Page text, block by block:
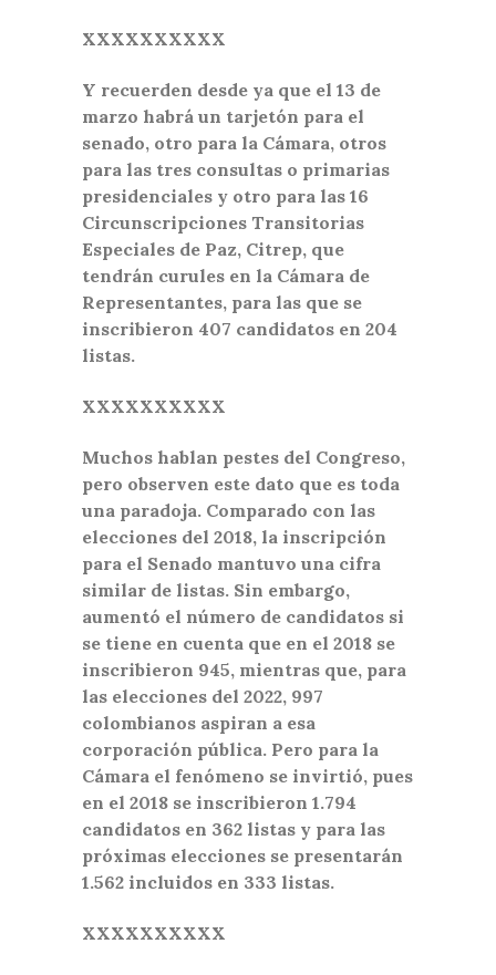
XXXXXXXXXX
Y recuerden desde ya que el 13 de
marzo habrá un tarjetón para el
senado, otro para la Cámara, otros
para las tres consultas o primarias
presidenciales y otro para las 16
Circunscripciones Transitorias
Especiales de Paz, Citrep, que
tendrán curules en la Cámara de
Representantes, para las que se
inscribieron 407 candidatos en 204
listas.
XXXXXXXXXX
Muchos hablan pestes del Congreso,
pero observen este dato que es toda
una paradoja. Comparado con las
elecciones del 2018, la inscripción
para el Senado mantuvo una cifra
similar de listas. Sin embargo,
aumentó el número de candidatos si
se tiene en cuenta que en el 2018 se
inscribieron 945, mientras que, para
las elecciones del 2022, 997
colombianos aspiran a esa
corporación pública. Pero para la
Cámara el fenómeno se invirtió, pues
en el 2018 se inscribieron 1.794
candidatos en 362 listas y para las
próximas elecciones se presentarán
1.562 incluidos en 333 listas.
XXXXXXXXXX